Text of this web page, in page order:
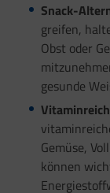
Snack-
greifen,
Obst oder
gesunde
Gemüse,
können